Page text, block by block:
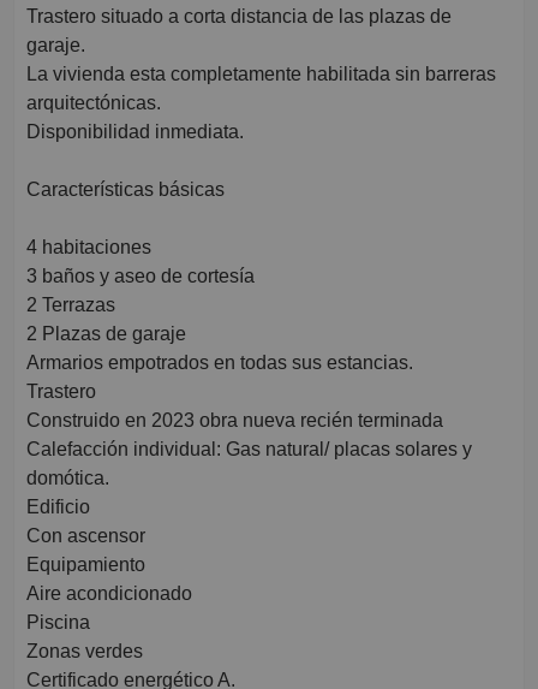
Trastero situado a corta distancia de las plazas de
garaje.
La vivienda esta completamente habilitada sin barreras
arquitectónicas.
Disponibilidad inmediata.
Características básicas
4 habitaciones
3 baños y aseo de cortesía
2 Terrazas
2 Plazas de garaje
Armarios empotrados en todas sus estancias.
Trastero
Construido en 2023 obra nueva recién terminada
Calefacción individual: Gas natural/ placas solares y
domótica.
Edificio
Con ascensor
Equipamiento
Aire acondicionado
Piscina
Zonas verdes
Certificado energético A.